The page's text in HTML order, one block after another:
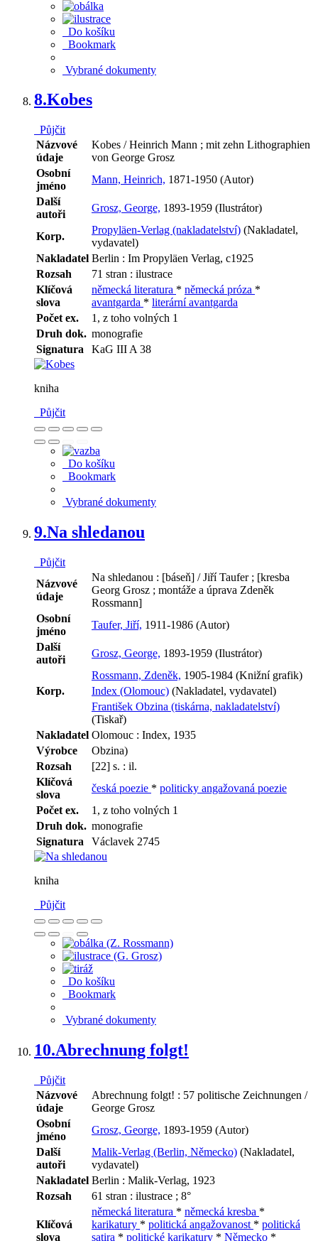
Do košíku
Bookmark
Vybrané dokumenty
8.Kobes
Půjčit
Názvové
údaje
Kobes / Heinrich Mann ; mit zehn Lithographien
von George Grosz
Osobní
jméno
Mann, Heinrich, 1871-1950 (Autor)
Další
autoři
Grosz, George, 1893-1959 (Ilustrátor)
Korp.
Propyläen-Verlag (nakladatelství) (Nakladatel,
vydavatel)
Nakladatel Berlin : Im Propyläen Verlag, c1925
Rozsah
71 stran : ilustrace
Klíčová
slova
německá literatura * německá próza *
avantgarda * literární avantgarda
Počet ex.
1, z toho volných 1
Druh dok. monografie
Signatura
KaG III A 38
kniha
Půjčit
Do košíku
Bookmark
Vybrané dokumenty
9.Na shledanou
Půjčit
Názvové
údaje
Na shledanou : [báseň] / Jiří Taufer ; [kresba
Georg Grosz ; montáže a úprava Zdeněk
Rossmann]
Osobní
jméno
Taufer, Jiří, 1911-1986 (Autor)
Další
autoři
Grosz, George, 1893-1959 (Ilustrátor)
Rossmann, Zdeněk, 1905-1984 (Knižní grafik)
Korp.
Index (Olomouc) (Nakladatel, vydavatel)
František Obzina (tiskárna, nakladatelství)
(Tiskař)
Nakladatel Olomouc : Index, 1935
Výrobce
Obzina)
Rozsah
[22] s. : il.
Klíčová
slova
česká poezie * politicky angažovaná poezie
Počet ex.
1, z toho volných 1
Druh dok. monografie
Signatura
Václavek 2745
kniha
Půjčit
Do košíku
Bookmark
Vybrané dokumenty
10.Abrechnung folgt!
Půjčit
Názvové
údaje
Abrechnung folgt! : 57 politische Zeichnungen /
George Grosz
Osobní
jméno
Grosz, George, 1893-1959 (Autor)
Další
autoři
Malik-Verlag (Berlin, Německo) (Nakladatel,
vydavatel)
Nakladatel Berlin : Malik-Verlag, 1923
Rozsah
61 stran : ilustrace ; 8°
Klíčová
slova
německá literatura * německá kresba *
karikatury * politická angažovanost * politická
satira * politické karikatury * Německo *